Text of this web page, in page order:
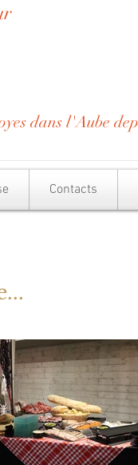
dans l'Aube
Contacts